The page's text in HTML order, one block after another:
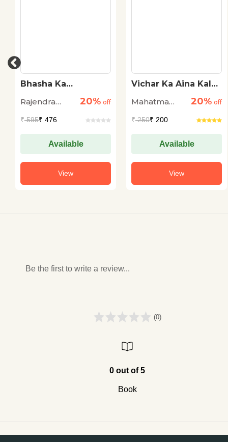
Bhasha Ka
Rajendra
20% off
₹595₹ 476
Available
View
Vichar Ka Aina Kala
Mahatma Gandhi
Mahatma
20% off
₹250₹ 200
Available
View
Be the first to write a review...
(0)
0 out of 5
Book